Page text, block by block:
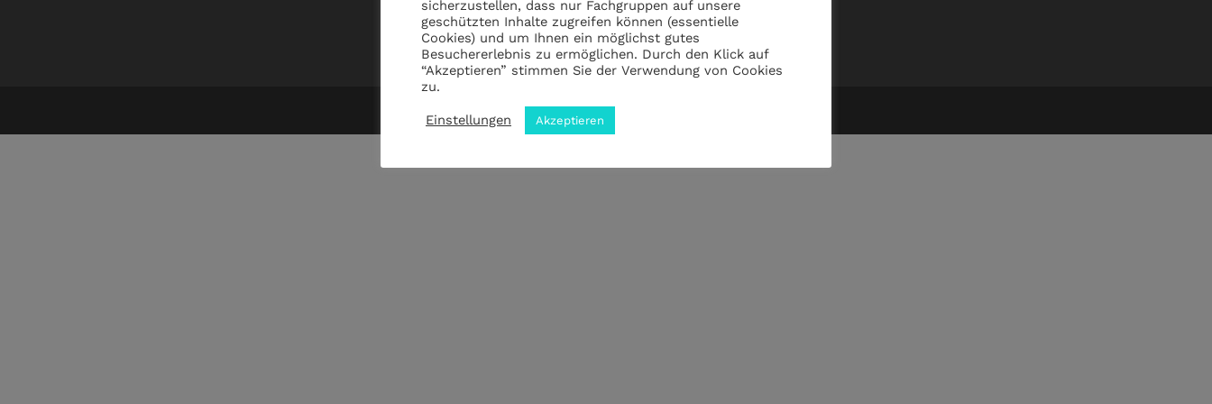
Impressum |Datenschutz|ANB
© 2023 by meZWEI designed by drehbankmedia
sicherzustellen, dass nur Fachgruppen auf unsere
geschützten Inhalte zugreifen können (essentielle
Cookies) und um Ihnen ein möglichst gutes
Besuchererlebnis zu ermöglichen. Durch den Klick auf
“Akzeptieren” stimmen Sie der Verwendung von Cookies
zu.
Einstellungen Akzeptieren